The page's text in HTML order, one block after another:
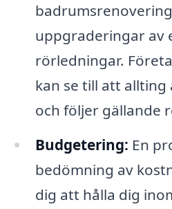
uppgraderingar av
rörledningar.
kan se till att
och följer gällande
Budgetering: En
bedömning av
dig att hålla dig